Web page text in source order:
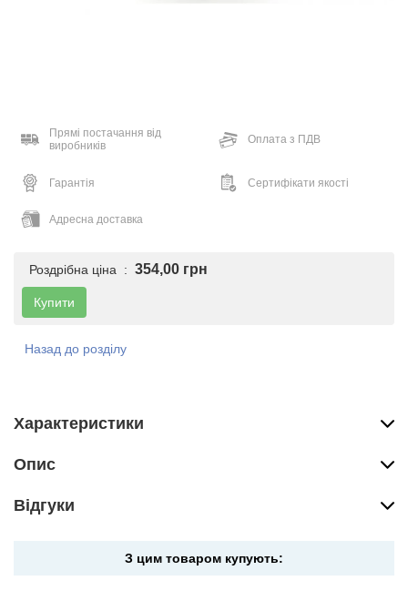
Прямі постачання від
виробників
Оплата з ПДВ
Гарантія Сертифікати якості
Адресна доставка
Роздрібна ціна : 354,00 грн
Купити
Назад до розділу
Характеристики
Опис
Вiдгуки
З цим товаром купують: